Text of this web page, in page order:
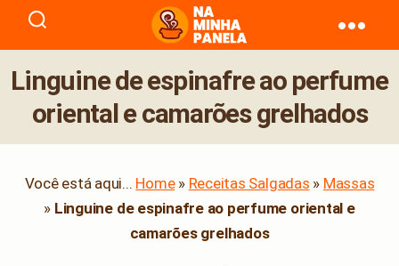
naminhapanela.com
Linguine de espinafre ao perfume
oriental e camarões grelhados
Você está aqui... Home» Receitas Salgadas » Massas
» Linguine de espinafre ao perfume oriental e
camarões grelhados